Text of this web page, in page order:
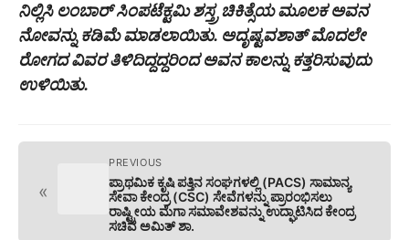
ನಿಲ್ಲಿಸಿ ಲಂಬಾರ್ ಸಿಂಪಟೆಕ್ಟಮಿ ಶಸ್ತ್ರ ಚಿಕಿತ್ಸೆಯ ಮೂಲಕ ಅವನ
ನೋವನ್ನು ಕಡಿಮೆ ಮಾಡಲಾಯಿತು. ಅದೃಷ್ಟವಶಾತ್ ಮೊದಲೇ
ರೋಗದ ವಿವರ ತಿಳಿದಿದ್ದದ್ದರಿಂದ ಅವನ ಕಾಲನ್ನು ಕತ್ತರಿಸುವುದು
ಉಳಿಯಿತು.
«
PREVIOUS
ಪ್ರಾಥಮಿಕ ಕೃಷಿ ಪತ್ತಿನ ಸಂಘಗಳಲ್ಲಿ (PACS) ಸಾಮಾನ್ಯ
ಸೇವಾ ಕೇಂದ್ರ (CSC) ಸೇವೆಗಳನ್ನು ಪ್ರಾರಂಭಿಸಲು
ರಾಷ್ಟ್ರೀಯ ಮೆಗಾ ಸಮಾವೇಶವನ್ನು ಉದ್ಘಾಟಿಸಿದ ಕೇಂದ್ರ
ಸಚಿವ ಅಮಿತ್ ಶಾ.